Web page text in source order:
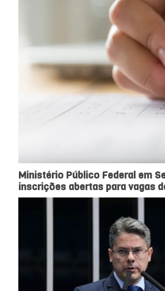
Ministério Público Federal em
inscrições abertas para vagas